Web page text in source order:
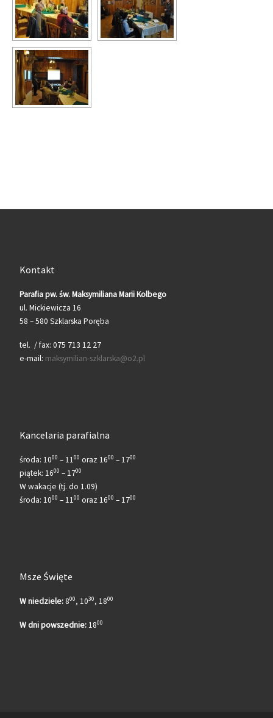
Kontakt
Parafia pw. św. Maksymiliana Marii Kolbego
ul. Mickiewicza 16
58 – 580 Szklarska Poręba
tel. / fax: 075 713 12 27
e-mail: maksymilian-szklarska@o2.pl
Kancelaria parafialna
środa: 1000 – 1100 oraz 1600 – 1700
piątek: 1600 – 1700
W wakacje (tj. do 1.09)
środa: 1000 – 1100 oraz 1600 – 1700
Msze Święte
W niedziele: 800, 1030, 1800
W dni powszednie:1800